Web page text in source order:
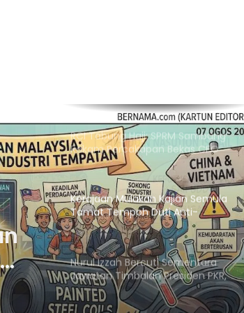
Kerajaan Mulakan Kajian Semula
Tamat Tempoh Duti Anti-
Lambakan Import Gegelung Keluli
China, Vietnam
Nurul Izzah Bercuti Sementara
Jawatan Timbalan Presiden PKR,
Saifuddin Pemangku Tugas
Penutupan Pangkalan Haram Beri
Impak Besar, Kes Penyeludupan
Petrol dan Diesel Menjunam